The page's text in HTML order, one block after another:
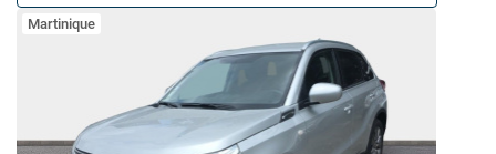
Martinique